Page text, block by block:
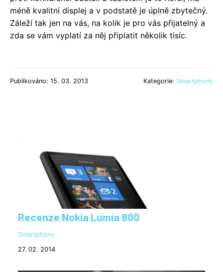
méně kvalitní displej a v podstatě je úplně zbytečný.
Záleží tak jen na vás, na kolik je pro vás přijatelný a
zda se vám vyplatí za něj připlatit několik tisíc.
Publikováno: 15. 03. 2013 Kategorie: Smartphony
Recenze Nokia Lumia 800
Smartphony
27. 02. 2014